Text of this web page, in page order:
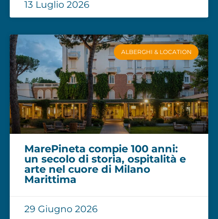
13 Luglio 2026
ALBERGHI & LOCATION
MarePineta compie 100 anni:
un secolo di storia, ospitalità e
arte nel cuore di Milano
Marittima
29 Giugno 2026